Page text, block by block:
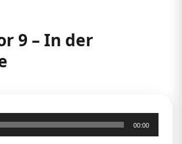
9 – In der
00:00